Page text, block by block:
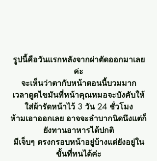
รูปนี้คือวันแรกหลังจากผ่าตัดออกมาเลย
ค่ะ
จะเห็นว่าตากับหน้าตอนนี้บวมมาก
เวลาดูดไขมันที่หน้าคุณหมอจะบังคับให้
ใส่ผ้ารัดหน้าไว้ 3 วัน 24 ชั่วโมง
ห้ามเอาออกเลย อาจจะลำบากนิดนึงแต่ก็
ยังทานอาหารได้ปกติ
มีเจ็บๆ ตรงกรอบหน้าอยู่บ้างแต่ยังอยู่ใน
ขั้นที่ทนได้ค่ะ